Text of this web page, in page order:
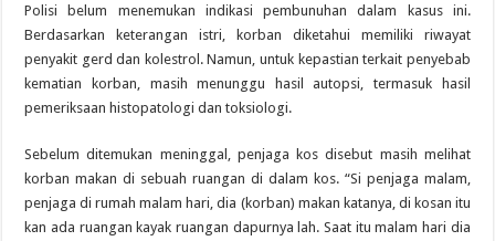
Polisi belum menemukan indikasi pembunuhan dalam kasus ini.
Berdasarkan keterangan istri, korban diketahui memiliki riwayat
penyakit gerd dan kolestrol. Namun, untuk kepastian terkait penyebab
kematian korban, masih menunggu hasil autopsi, termasuk hasil
pemeriksaan histopatologi dan toksiologi.
Sebelum ditemukan meninggal, penjaga kos disebut masih melihat
korban makan di sebuah ruangan di dalam kos. “Si penjaga malam,
penjaga di rumah malam hari, dia (korban) makan katanya, di kosan itu
kan ada ruangan kayak ruangan dapurnya lah. Saat itu malam hari dia